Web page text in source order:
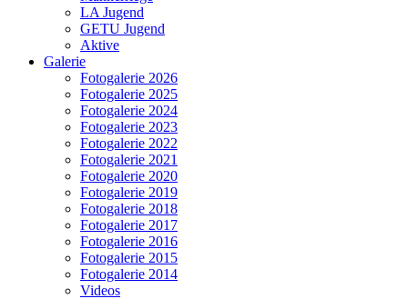
LA Jugend
GETU Jugend
Aktive
Galerie
Fotogalerie 2026
Fotogalerie 2025
Fotogalerie 2024
Fotogalerie 2023
Fotogalerie 2022
Fotogalerie 2021
Fotogalerie 2020
Fotogalerie 2019
Fotogalerie 2018
Fotogalerie 2017
Fotogalerie 2016
Fotogalerie 2015
Fotogalerie 2014
Videos